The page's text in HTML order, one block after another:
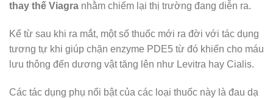
thay thế Viagra nhằm chiếm lại thị trường đang diễn ra.
Kể từ sau khi ra mắt, một số thuốc mới ra đời với tác dụng
tương tự khi giúp chặn enzyme PDE5 từ đó khiến cho máu
lưu thông đến dương vật tăng lên như Levitra hay Cialis.
Các tác dụng phụ nổi bật của các loại thuốc này là đau dạ